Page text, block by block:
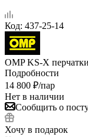
Код: 437-25-14
OMP KS-X
Подробности
14 800 ₽/пар
Нет в наличии
Сообщить о
Хочу в подарок